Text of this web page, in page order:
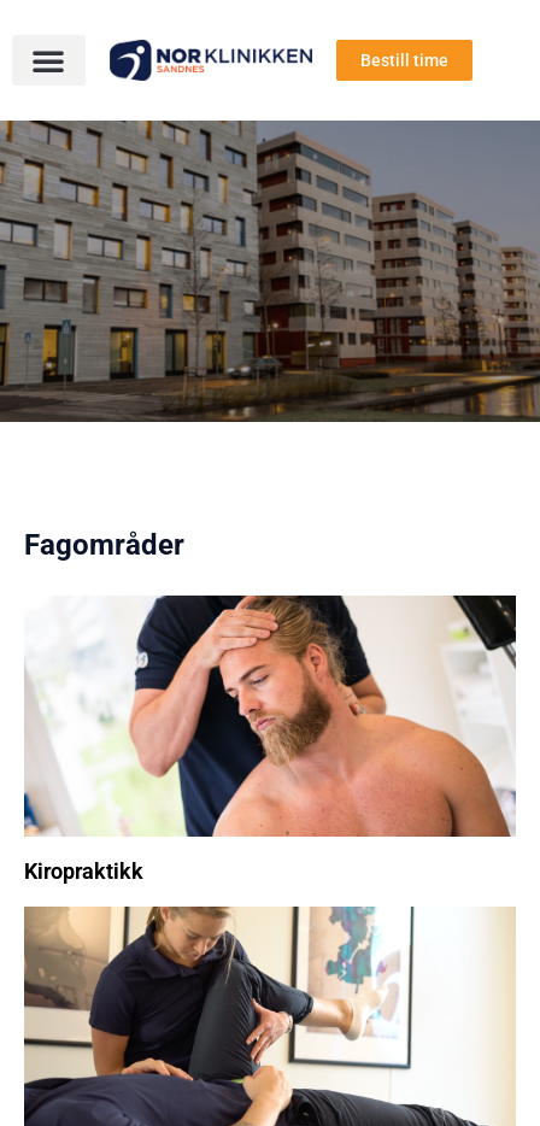
Bestill time
Fagområder
Kiropraktikk